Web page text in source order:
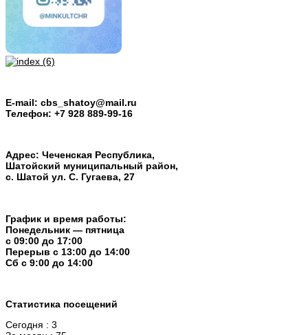
E-mail: cbs_shatoy@mail.ru
Телефон: +7 928 889-99-16
Адрес: Чеченская Республика,
Шатойский муниципальный район,
с. Шатой ул. С. Гугаева, 27
График и время работы:
Понедельник — пятница
с 09:00 до 17:00
Перерыв c 13:00 до 14:00
Cб с 9:00 до 14:00
Статистика посещений
Сегодня : 3